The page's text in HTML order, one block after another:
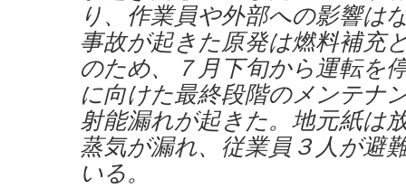
り、作業員や外部への影響は
事故が起きた原発は燃料補充
のため、７月下旬から運転を
に向けた最終段階のメンテナ
射能漏れが起きた。地元紙は
蒸気が漏れ、従業員３人が避
いる。